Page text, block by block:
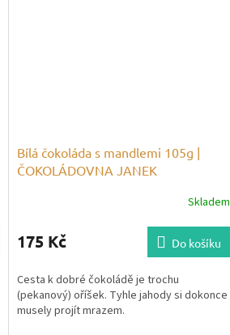
Bílá čokoláda s mandlemi 105g |
ČOKOLÁDOVNA JANEK
Skladem
175 Kč Do košíku
Cesta k dobré čokoládě je trochu
(pekanový) oříšek. Tyhle jahody si dokonce
musely projít mrazem.